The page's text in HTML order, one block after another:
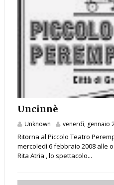
Uncinnè
Unknown venerdì, gennaio
Ritorna al Piccolo Teatro
mercoledì 6 febbraio 2008 alle
Rita Atria , lo spettacolo...